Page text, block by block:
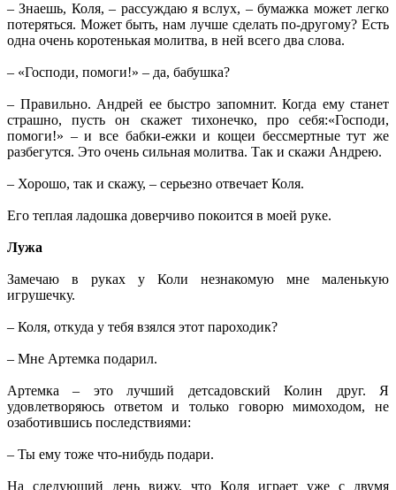
– Знаешь, Коля, – рассуждаю я вслух, – бумажка может легко
потеряться. Может быть, нам лучше сделать по-другому? Есть
одна очень коротенькая молитва, в ней всего два слова.
– «Господи, помоги!» – да, бабушка?
– Правильно. Андрей ее быстро запомнит. Когда ему станет
страшно, пусть он скажет тихонечко, про себя:«Господи,
помоги!» – и все бабки-ежки и кощеи бессмертные тут же
разбегутся. Это очень сильная молитва. Так и скажи Андрею.
– Хорошо, так и скажу, – серьезно отвечает Коля.
Его теплая ладошка доверчиво покоится в моей руке.
Лужа
Замечаю в руках у Коли незнакомую мне маленькую
игрушечку.
– Коля, откуда у тебя взялся этот пароходик?
– Мне Артемка подарил.
Артемка – это лучший детсадовский Колин друг. Я
удовлетворяюсь ответом и только говорю мимоходом, не
озаботившись последствиями:
– Ты ему тоже что-нибудь подари.
На следующий день вижу, что Коля играет уже с двумя